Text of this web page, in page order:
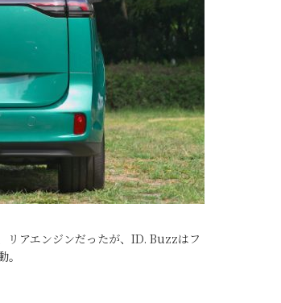
リアエンジンだったが、ID. Buzzはフ